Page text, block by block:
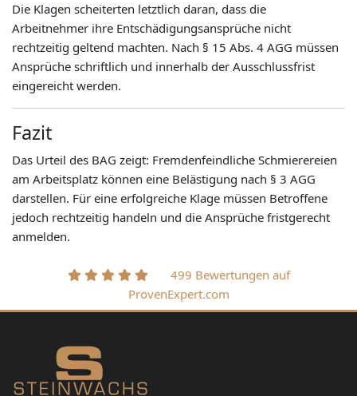
Die Klagen scheiterten letztlich daran, dass die
Arbeitnehmer ihre Entschädigungsansprüche nicht
rechtzeitig geltend machten. Nach § 15 Abs. 4 AGG müssen
Ansprüche schriftlich und innerhalb der Ausschlussfrist
eingereicht werden.
Fazit
Das Urteil des BAG zeigt: Fremdenfeindliche Schmierereien
am Arbeitsplatz können eine Belästigung nach § 3 AGG
darstellen. Für eine erfolgreiche Klage müssen Betroffene
jedoch rechtzeitig handeln und die Ansprüche fristgerecht
anmelden.
499 Bewertungen auf
ProvenExpert.com